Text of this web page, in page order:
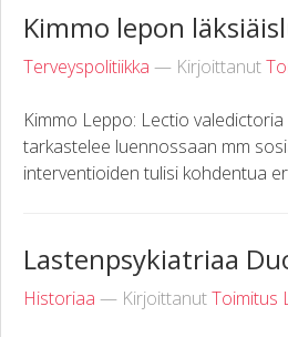
Kimmo lepon
Terveyspolitiikka — Kirjoittanut
Kimmo Leppo: Lectio
tarkastelee luennossaan mm
interventioiden tulisi kohdentua
Lastenpsykiatriaa
Historiaa — KirjoittanutToimitus